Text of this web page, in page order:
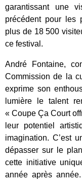
garantissant une
précédent pour les
plus de 18 500
ce festival.
André Fontaine,
Commission de la
exprime son
lumière le talent
« Coupe Ça Court
leur potentiel
imagination. C’est
dépasser sur le
cette initiative
année après